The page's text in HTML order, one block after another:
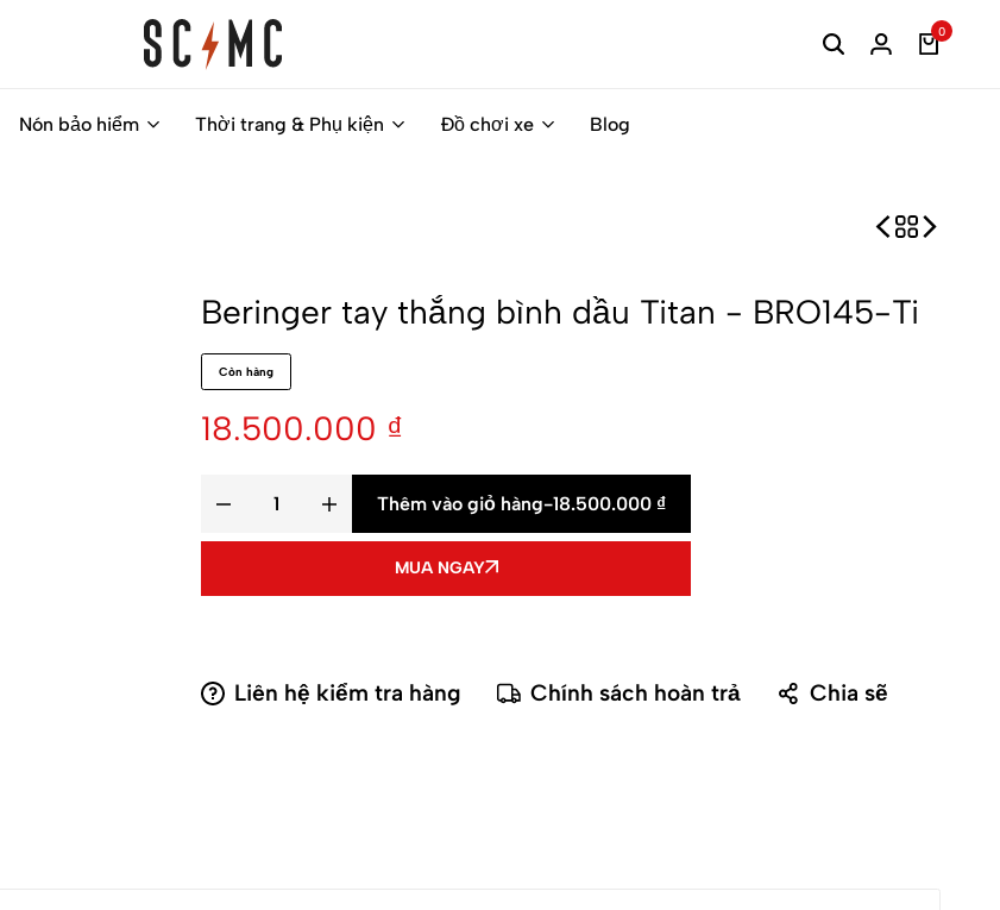
Classic
you
motorbike
0
Nón bảo hiểm Thời trang & Phụ kiện Đồ chơi xe Blog
Beringer tay thắng bình dầu Titan - BRO145-Ti
Còn hàng
18.500.000 ₫
Thêm vào giỏ hàng-18.500.000 ₫
MUA NGAY
Liên hệ kiểm tra hàng Chính sách hoàn trả Chia sẽ